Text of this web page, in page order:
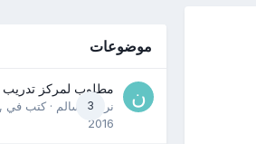
موضوعات
3
مطلوب لمركز
نرمين سالم · كتب في
2016